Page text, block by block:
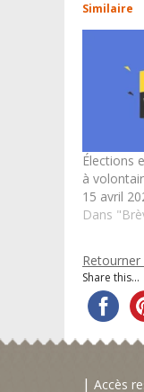
Similaire
Élections
à
15 avril
Dans
Share this...
Accès